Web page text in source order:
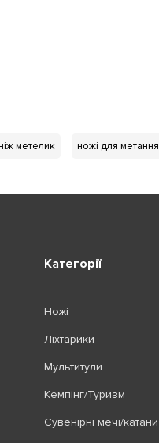
ніж метелик ножі для метання
Категорії
Ножі
Ліхтарики
Мультитули
Кемпінг/Туризм
Сувенірні мечі/катани